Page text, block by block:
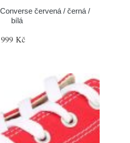
červená / černá /
bílá
999 Kč